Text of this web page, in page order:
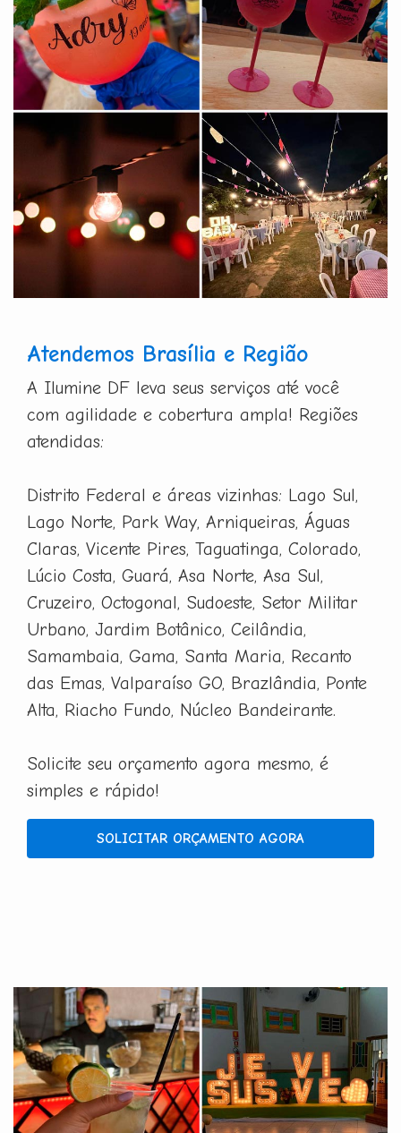
Atendemos Brasília e Região
A Ilumine DF leva seus serviços até você
com agilidade e cobertura ampla! Regiões
atendidas:
Distrito Federal e áreas vizinhas: Lago Sul,
Lago Norte, Park Way, Arniqueiras, Águas
Claras, Vicente Pires, Taguatinga, Colorado,
Lúcio Costa, Guará, Asa Norte, Asa Sul,
Cruzeiro, Octogonal, Sudoeste, Setor Militar
Urbano, Jardim Botânico, Ceilândia,
Samambaia, Gama, Santa Maria, Recanto
das Emas, Valparaíso GO, Brazlândia, Ponte
Alta, Riacho Fundo, Núcleo Bandeirante.
Solicite seu orçamento agora mesmo, é
simples e rápido!
SOLICITAR ORÇAMENTO AGORA